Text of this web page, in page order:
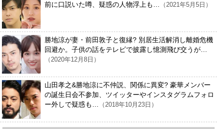
前に口説いた噂、疑惑の人物浮上も… （2021年5月5日）
勝地涼が妻・前田敦子と復縁? 別居生活解消し離婚危機
回避か。子供の話をテレビで披露し憶測飛び交うが…
（2020年12月8日）
山田孝之&勝地涼に不仲説、関係に異変? 豪華メンバー
の誕生日会不参加、ツイッターやインスタグラムフォロ
ー外しで疑惑も… （2018年10月23日）